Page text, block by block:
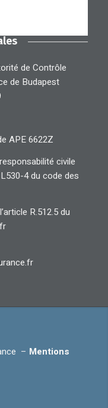
de Contrôle
de Budapest
APE 6622Z
civile
4 du code des
R.512.5 du
– Mentions